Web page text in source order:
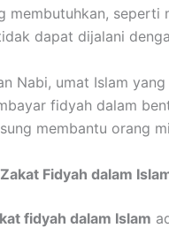
membutuhkan, seperti
dapat dijalani
Nabi, umat Islam
fidyah dalam
membantu orang
Fidyah dalam
fidyah dalam Islam